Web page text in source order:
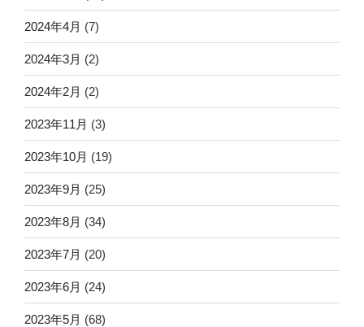
2024年4月 (7)
2024年3月 (2)
2024年2月 (2)
2023年11月 (3)
2023年10月 (19)
2023年9月 (25)
2023年8月 (34)
2023年7月 (20)
2023年6月 (24)
2023年5月 (68)